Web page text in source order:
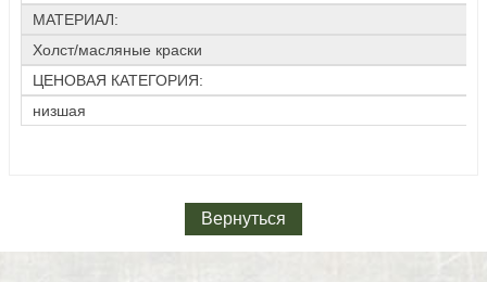
МАТЕРИАЛ:
Холст/масляные краски
ЦЕНОВАЯ КАТЕГОРИЯ:
низшая
Вернуться